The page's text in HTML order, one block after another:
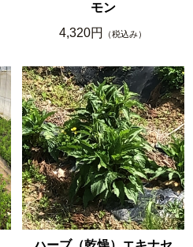
モン
4,320円
（税込み）